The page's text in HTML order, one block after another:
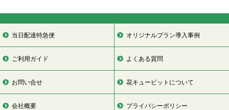
当日配達特急便 オリジナルプラン導入事例
ご利用ガイド よくある質問
お問い合せ 花キューピットについて
会社概要 プライバシーポリシー